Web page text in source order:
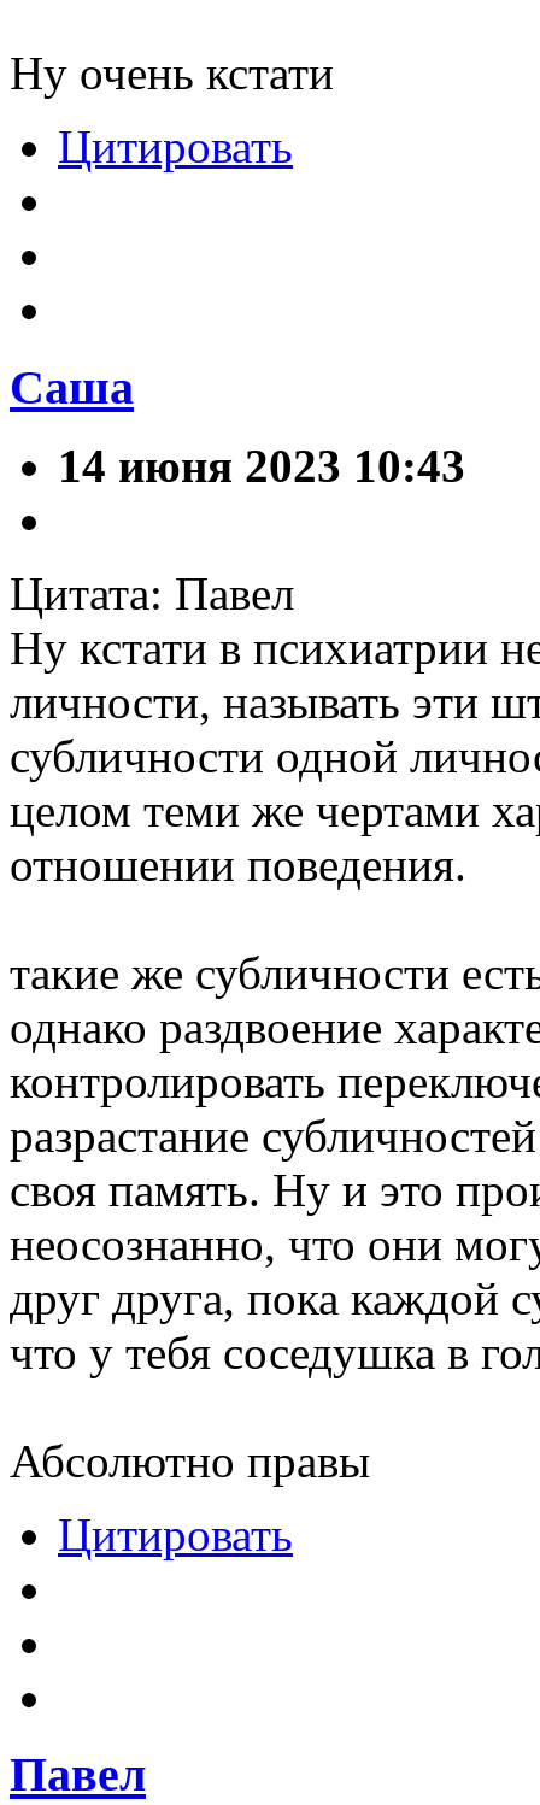
Ну очень кстати
Цитировать
Саша
14 июня 2023 10:43
Цитата: Павел
Ну кстати в психиатрии
личности, называть эти
субличности одной
целом теми же чертами
отношении поведения.
такие же субличности
однако раздвоение
контролировать
разрастание
своя память. Ну и это
неосознанно, что они
друг друга, пока каждой
что у тебя соседушка в
Абсолютно правы
Цитировать
Павел